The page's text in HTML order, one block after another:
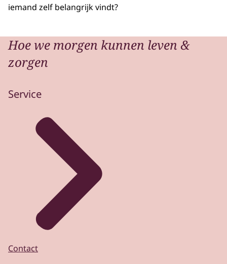
iemand zelf belangrijk vindt?
Hoe we morgen kunnen leven &
zorgen
Service
Contact